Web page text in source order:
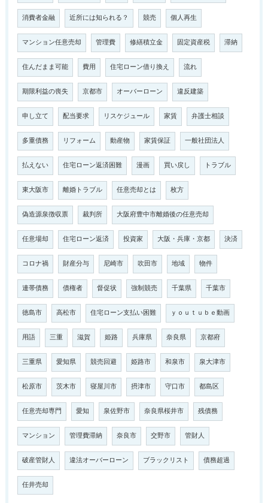
消費者金融 近所には知られる？ 競売 個人再生
マンション任意売却 管理費 修繕積立金 固定資産税 滞納
住んだまま可能 費用 住宅ローン借り換え 流れ
期限利益の喪失 京都市 オーバーローン 違反建築
申し立て 配当要求 リスケジュール 家賃 弁護士相談
多重債務 リフォーム 動産物 家賃保証 一般社団法人
払えない 住宅ローン返済困難 漫画 買い戻し トラブル
東大阪市 離婚トラブル 任意売却とは 枚方
偽造源泉徴収票 裁判所 大阪府豊中市離婚後の任意売却
任意場却 住宅ローン返済 投資家 大阪・兵庫・京都 決済
コロナ禍 財産分与 尼崎市 吹田市 地域 物件
連帯債務 債権者 督促状 強制競売 千葉県 千葉市
徳島市 高松市 住宅ローン支払い困難 ｙｏｕｔｕｂｅ動画
用語 三重 滋賀 姫路 兵庫県 奈良県 京都府
三重県 愛知県 競売回避 姫路市 和泉市 泉大津市
松原市 茨木市 寝屋川市 摂津市 守口市 都島区
任意売却専門 愛知 泉佐野市 奈良県桜井市 残債務
マンション 管理費滞納 奈良市 交野市 管財人
破産管財人 違法オーバーローン ブラックリスト 債務超過
任井売却